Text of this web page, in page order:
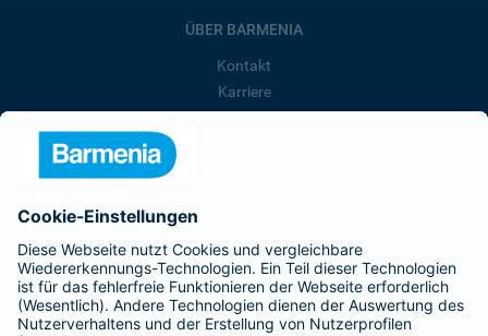
ÜBER BARMENIA
Kontakt
Karriere
Barmenia ist Teil der BarmeniaGothaer
BELIEBTE SEITEN
Kranken-Zusatzversicherung
Tierversicherungen